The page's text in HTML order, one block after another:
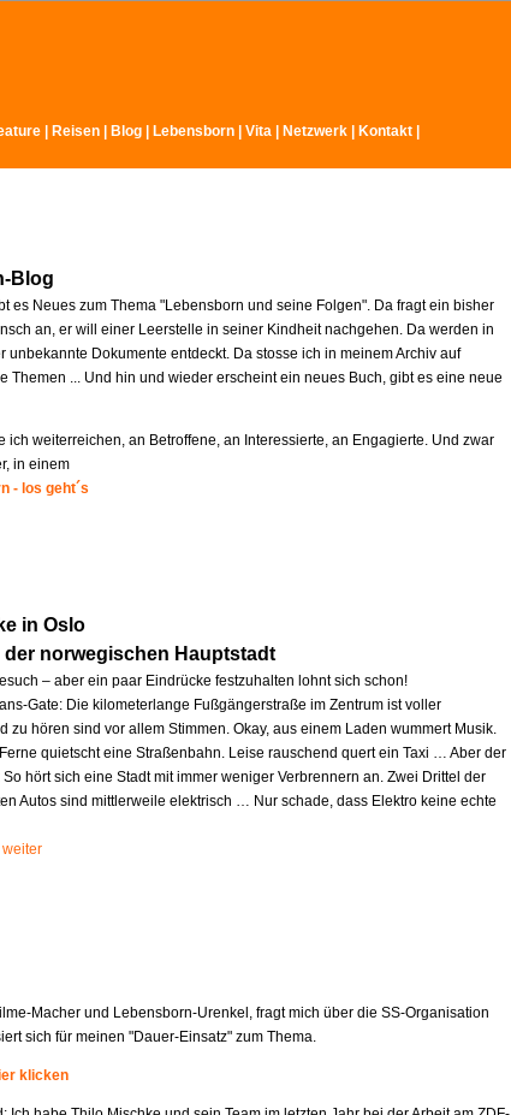
Reisen Blog Lebensborn Vita Netzwerk Kontakt
Blog
es Neues zum Thema "Lebensborn und seine Folgen". Da fragt ein bisher
an, er will einer Leerstelle in seiner Kindheit nachgehen. Da werden in
unbekannte Dokumente entdeckt. Da stosse ich in meinem Archiv auf
Themen ... Und hin und wieder erscheint ein neues Buch, gibt es eine neue
ich weiterreichen, an Betroffene, an Interessierte, an Engagierte. Und zwar
in einem
- los geht´s
in Oslo
der norwegischen Hauptstadt
– aber ein paar Eindrücke festzuhalten lohnt sich schon!
Gate: Die kilometerlange Fußgängerstraße im Zentrum ist voller
zu hören sind vor allem Stimmen. Okay, aus einem Laden wummert Musik.
quietscht eine Straßenbahn. Leise rauschend quert ein Taxi … Aber der
So hört sich eine Stadt mit immer weniger Verbrennern an. Zwei Drittel der
Autos sind mittlerweile elektrisch … Nur schade, dass Elektro keine echte
Macher und Lebensborn-Urenkel, fragt mich über die SS-Organisation
sich für meinen "Dauer-Einsatz" zum Thema.
klicken